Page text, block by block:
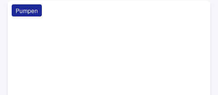
Pumpen